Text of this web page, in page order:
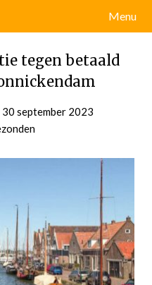
Menu
tegen betaald
september 2023